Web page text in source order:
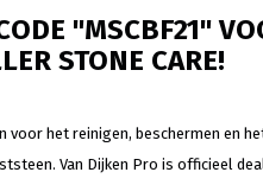
"MSCBF21"
STONE CARE!
het reinigen, beschermen en
Van Dijken Pro is officieel